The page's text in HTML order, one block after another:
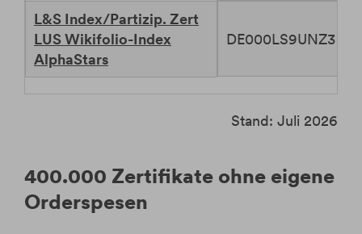
L&S Index/Partizip. Zert
LUS Wikifolio-Index
AlphaStars
DE000LS9UNZ3
Stand: Juli 2026
400.000 Zertifikate ohne eigene
Orderspesen